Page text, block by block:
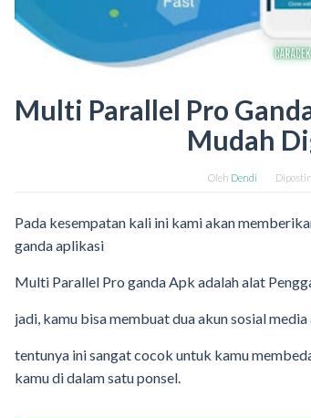
Multi Parallel Pro
Mudah
Oleh Dendi
Pada kesempatan kali ini kami akan
ganda aplikasi
Multi Parallel Pro ganda Apk adalah alat
jadi, kamu bisa membuat dua akun sosial
tentunya ini sangat cocok untuk kamu
kamu di dalam satu ponsel.